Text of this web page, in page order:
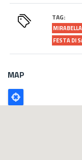
TAG:
FESTA DI
MAP
Poligono
GEO